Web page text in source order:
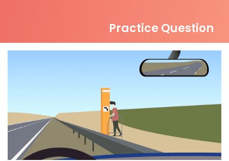
Practice Question